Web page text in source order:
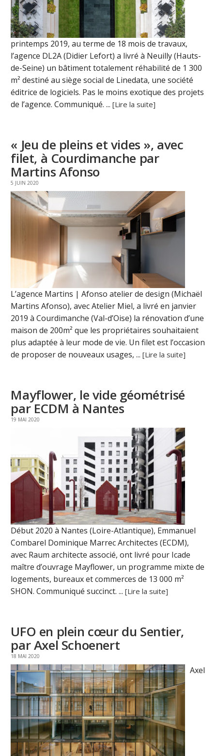
printemps 2019, au terme de 18 mois de travaux,
l’agence DL2A (Didier Lefort) a livré à Neuilly (Hauts-
de-Seine) un bâtiment totalement réhabilité de 1 300
m² destiné au siège social de Linedata, une société
éditrice de logiciels. Pas le moins exotique des projets
de l’agence. Communiqué. ...[Lire la suite]
« Jeu de pleins et vides », avec
filet, à Courdimanche par
Martins Afonso
5 JUIN 2020
L’agence Martins | Afonso atelier de design (Michaël
Martins Afonso), avec Atelier Miel, a livré en janvier
2019 à Courdimanche (Val-d’Oise) la rénovation d’une
maison de 200m² que les propriétaires souhaitaient
plus adaptée à leur mode de vie. Un filet est l’occasion
de proposer de nouveaux usages, ...[Lire la suite]
Mayflower, le vide géométrisé
par ECDM à Nantes
19 MAI 2020
Début 2020 à Nantes (Loire-Atlantique), Emmanuel
Combarel Dominique Marrec Architectes (ECDM),
avec Raum architecte associé, ont livré pour Icade
maître d’ouvrage Mayflower, un programme mixte de
logements, bureaux et commerces de 13 000 m²
SHON. Communiqué succinct. ...[Lire la suite]
UFO en plein cœur du Sentier,
par Axel Schoenert
18 MAI 2020
Axel